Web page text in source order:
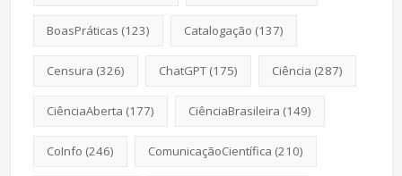
BoasPráticas (123) Catalogação (137)
Censura (326) ChatGPT(175) Ciência (287)
CiênciaAberta (177) CiênciaBrasileira (149)
CoInfo (246) ComunicaçãoCientífica (210)